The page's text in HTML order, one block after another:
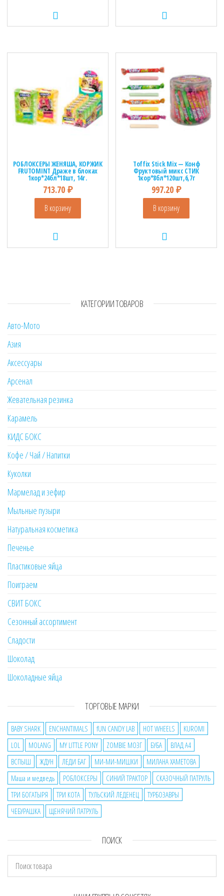
РОБЛОКСЕРЫ ЖЕНЯША, КОРЖИК
FRUTOMINT Драже в блоках
1кор*24бл*18шт, 14г.
713.70 ₽
В корзину
Toffix Stick Mix — Конф
Фруктовый микс СТИК
1кор*8бл*120шт,6,7г
997.20₽
В корзину
КАТЕГОРИИ ТОВАРОВ
Авто-Мото
Азия
Аксессуары
Арсенал
Жевательная резинка
Карамель
КИДС БОКС
Кофе / Чай / Напитки
Куколки
Мармелад и зефир
Мыльные пузыри
Натуральная косметика
Печенье
Пластиковые яйца
Поиграем
СВИТ БОКС
Сезонный ассортимент
Сладости
Шоколад
Шоколадные яйца
ТОРГОВЫЕ МАРКИ
BABY SHARK ENCHANTIMALS fUN CANDY LAB HOT WHEELS
KUROMI
LOL
MOLANG MY LITTLE PONY ZOMBIE МОЗГ БУБА
ВЛАД А4
ВСПЫШ
ЖДУН ЛЕДИ БАГ МИ-МИ-МИШКИ
МИЛАНА ХАМЕТОВА
Маша и медведь
РОБЛОКСЕРЫ СИНИЙ ТРАКТОР
СКАЗОЧНЫЙ ПАТРУЛЬ
ТРИ БОГАТЫРЯ
ТРИ КОТА ТУЛЬСКИЙ ЛЕДЕНЕЦ
ТУРБОЗАВРЫ
ЧЕБУРАШКА
ЩЕНЯЧИЙ ПАТРУЛЬ
ПОИСК